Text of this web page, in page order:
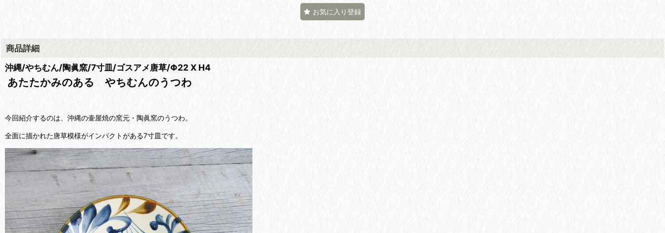
お気に入り登録
商品詳細
沖縄/やちむん/陶眞窯/7寸皿/ゴスアメ唐草/Φ22 X H4
あたたかみのある やちむんのうつわ
今回紹介するのは、沖縄の壷屋焼の窯元・陶眞窯のうつわ。
全面に描かれた唐草模様がインパクトがある7寸皿です。